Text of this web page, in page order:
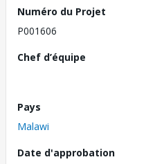
Numéro du Projet
P001606
Chef d’équipe
Pays
Malawi
Date d'approbation